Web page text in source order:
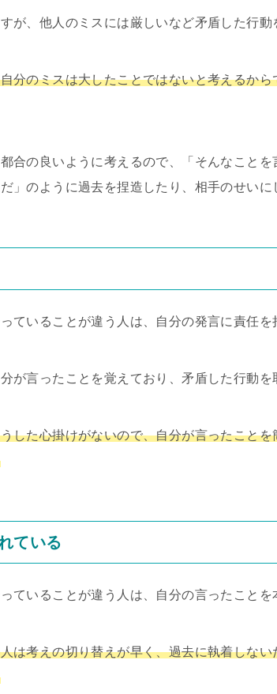
が、他人のミスには厳しいなど矛盾した行動
分のミスは大したことではないと考えるから
合の良いように考えるので、「そんなこと
」のように過去を捏造したり、相手のせいに
ていることが違う人は、自分の発言に責任を
が言ったことを覚えており、矛盾した行動を
した心掛けがないので、自分が言ったこと
ている
ていることが違う人は、自分の言ったことを
は考えの切り替えが早く、過去に執着しな